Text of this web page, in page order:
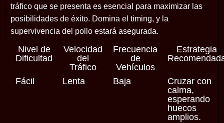
tráfico que se presenta es esencial para maximizar las
posibilidades de éxito. Domina el timing, y la
supervivencia del pollo estará asegurada.
Nivel de
Dificultad
Velocidad
del
Tráfico
Frecuencia
de
Vehículos
Estrategia
Fácil Lenta Baja
Cruzar con
calma,
esperando
huecos
amplios.